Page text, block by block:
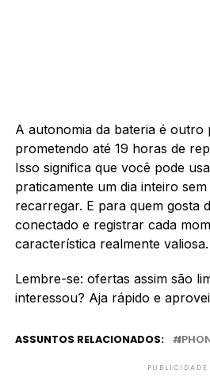
A autonomia da bateria é
prometendo até 19 horas de
Isso significa que você pode
praticamente um dia inteiro
recarregar. E para quem gosta
conectado e registrar cada
característica realmente valiosa.
Lembre-se: ofertas assim são
interessou? Aja rápido e
ASSUNTOS RELACIONADOS:
PUBLICIDADE